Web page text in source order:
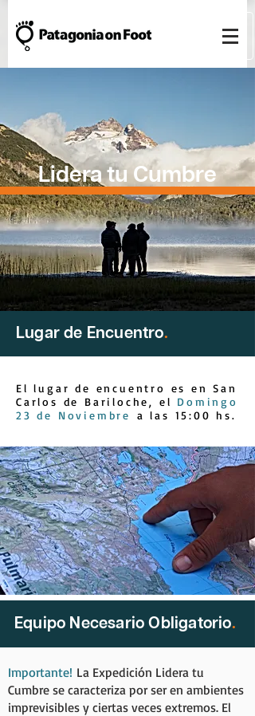
Lidera tu Cumbre
Lugar de Encuentro.
El lugar de encuentro es en San
Carlos de Bariloche, el Domingo
23 de Noviembre
a las 15:00 hs.
Equipo Necesario Obligatorio.
Importante! La Expedición Lidera tu
Cumbre se caracteriza por ser en ambientes
imprevisibles y ciertas veces extremos. El